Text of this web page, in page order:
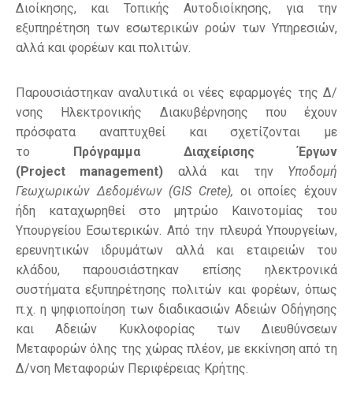
Διοίκησης, και Τοπικής Αυτοδιοίκησης, για την
εξυπηρέτηση των εσωτερικών ροών των Υπηρεσιών,
αλλά και φορέων και πολιτών.
Παρουσιάστηκαν αναλυτικά οι νέες εφαρμογές της Δ/
νσης Ηλεκτρονικής Διακυβέρνησης που έχουν
πρόσφατα αναπτυχθεί και σχετίζονται με
το
Πρόγραμμα Διαχείρισης Έργων
(Project management) αλλά και την Υποδομή
Γεωχωρικών Δεδομένων (GIS Crete), οι οποίες έχουν
ήδη καταχωρηθεί στο μητρώο Καινοτομίας του
Υπουργείου Εσωτερικών. Από την πλευρά Υπουργείων,
ερευνητικών ιδρυμάτων αλλά και εταιρειών του
κλάδου, παρουσιάστηκαν επίσης ηλεκτρονικά
συστήματα εξυπηρέτησης πολιτών και φορέων, όπως
π.χ. η ψηφιοποίηση των διαδικασιών Αδειών Οδήγησης
και Αδειών Κυκλοφορίας των Διευθύνσεων
Μεταφορών όλης της χώρας πλέον, με εκκίνηση από τη
Δ/νση Μεταφορών Περιφέρειας Κρήτης.